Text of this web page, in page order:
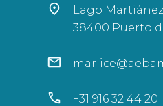
Lago Martiánez
38400 Puerto
+31 916 32 44 20